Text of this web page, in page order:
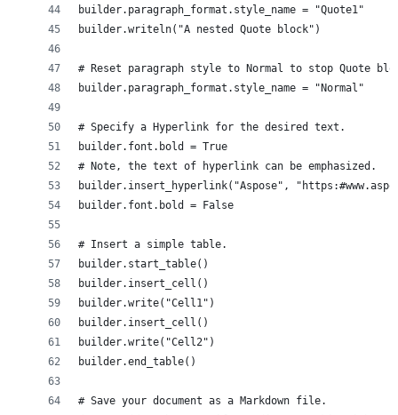
builder.paragraph_format.style_name = "Quote1"
builder.writeln("A nested Quote block")
# Reset paragraph style to Normal to stop Quote
builder.paragraph_format.style_name = "Normal"
# Specify a Hyperlink for the desired text.
builder.font.bold = True
# Note, the text of hyperlink can be emphasized.
builder.insert_hyperlink("Aspose",
builder.font.bold = False
# Insert a simple table.
builder.start_table()
builder.insert_cell()
builder.write("Cell1")
builder.insert_cell()
builder.write("Cell2")
builder.end_table()
# Save your document as a Markdown file.